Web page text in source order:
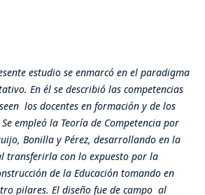
estudio se enmarcó en el paradigma
En él se describió las competencias
los docentes en formación y de los
empleó la Teoría de Competencia por
Bonilla y Pérez, desarrollando en la
transferirla con lo expuesto por la
de la Educación tomando en
pilares. El diseño fue de campo al